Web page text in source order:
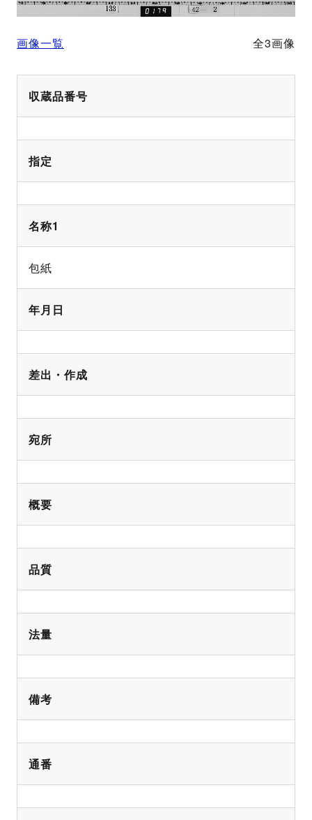
画像一覧 全3画像
収蔵品番号
指定
名称1
包紙
年月日
差出・作成
宛所
概要
品質
法量
備考
通番